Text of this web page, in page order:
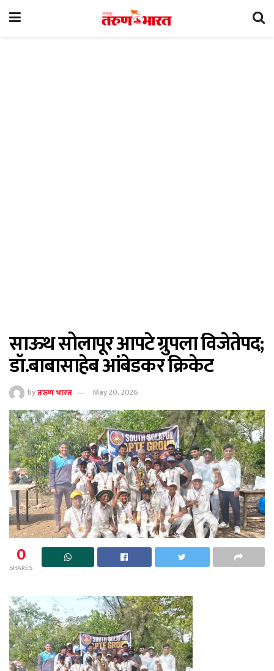
साऊथ सोलापूर आपटे ग्रुपला विजेतेपद;
डॉ.बाबासाहेब आंबेडकर क्रिकेट
byतरुण भारत May 20, 2026
0
SHARES